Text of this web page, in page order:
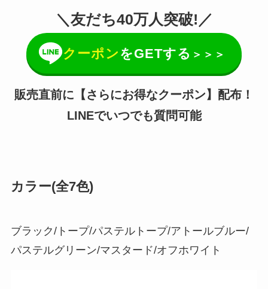
＼友だち40万人突破! ／
クーポン をGETする ＞＞＞
販売直前に【さらにお得なクーポン】配布！
LINEでいつでも質問可能
カラー(全7色)
ブラック/トープ/パステルトープ/アトールブルー/
パステルグリーン/マスタード/オフホワイト